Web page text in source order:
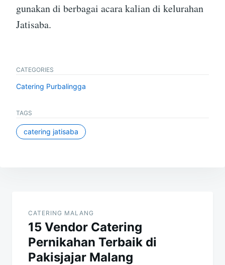
gunakan di berbagai acara kalian di kelurahan
Jatisaba.
CATEGORIES
Catering Purbalingga
TAGS
catering jatisaba
navigation
CATERING MALANG
15 Vendor Catering
Pernikahan Terbaik di
Pakisjajar Malang